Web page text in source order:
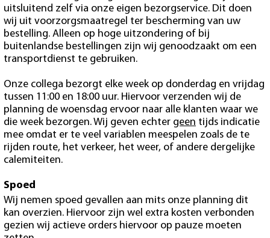
uitsluitend zelf via onze eigen bezorgservice. Dit doen
wij uit voorzorgsmaatregel ter bescherming van uw
bestelling. Alleen op hoge uitzondering of bij
buitenlandse bestellingen zijn wij genoodzaakt om een
transportdienst te gebruiken.
Onze collega bezorgt elke week op donderdag en vrijdag
tussen 11:00 en 18:00 uur. Hiervoor verzenden wij de
planning de woensdag ervoor naar alle klanten waar we
die week bezorgen. Wij geven echter geen tijds indicatie
mee omdat er te veel variablen meespelen zoals de te
rijden route, het verkeer, het weer, of andere dergelijke
calemiteiten.
Spoed
Wij nemen spoed gevallen aan mits onze planning dit
kan overzien. Hiervoor zijn wel extra kosten verbonden
gezien wij actieve orders hiervoor op pauze moeten